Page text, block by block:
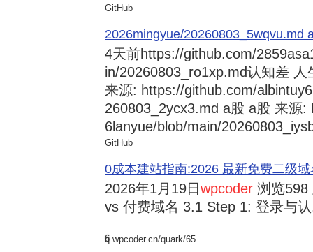
GitHub
2026mingyue/20260803_5wqvu.md
4天前https://github.com/
in/20260803_ro1xp.md认知差
来源: https://github.com/
260803_2ycx3.md a股 a股 来源
6lanyue/blob/main/
GitHub
0成本建站指南:2026 最新免费二级
2026年1月19日wpcoder 浏览598
vs 付费域名 3.1 Step 1: 登录与
6
q.wpcoder.cn/quark/65...